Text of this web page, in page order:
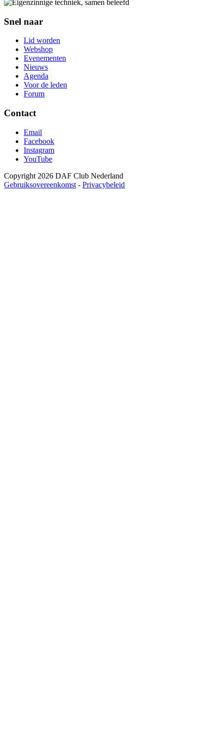
Snel naar
Lid worden
Webshop
Evenementen
Nieuws
Agenda
Voor de leden
Forum
Contact
Email
Facebook
Instagram
YouTube
Copyright 2026 DAF Club Nederland
Gebruiksovereenkomst - Privacybeleid